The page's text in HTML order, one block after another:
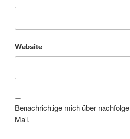
Website
Benachrichtige mich über
Mail.